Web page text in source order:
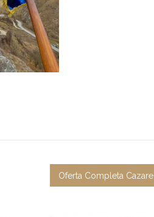
Oferta Completa Cazare